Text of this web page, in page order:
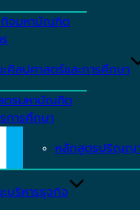
กิจมหาบัณฑิต
ศิลปศาสตร์และการศึกษา
ตรมหาบัณฑิต
การศึกษา
หลักสูตรปริญญ
บริหารธุจกิจ